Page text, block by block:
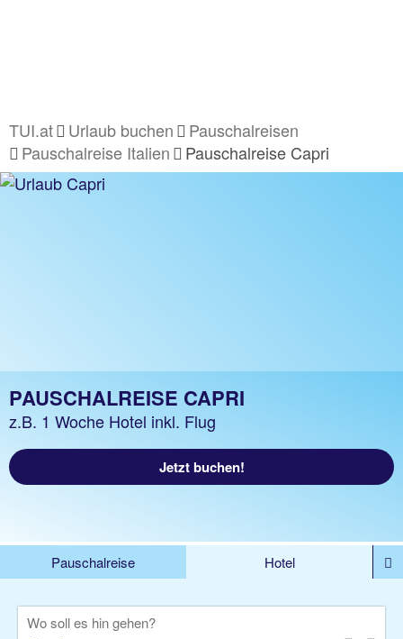
TUI.at Urlaub buchen
Pauschalreisen
Pauschalreise Italien
Pauschalreise Capri
PAUSCHALREISE CAPRI
z.B. 1 Woche Hotel inkl. Flug
Jetzt buchen!
Pauschalreise
Hotel
Rundreise
Kreuzfahrt
Wo soll es hin gehen?